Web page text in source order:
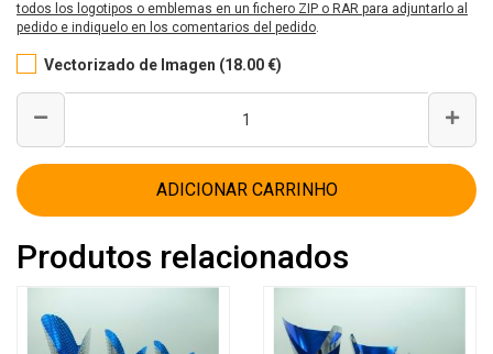
todos los logotipos o emblemas en un fichero ZIP o RAR para adjuntarlo al
pedido e indiquelo en los comentarios del pedido.
Vectorizado de Imagen (18.00 €)
ADICIONAR CARRINHO
Produtos relacionados